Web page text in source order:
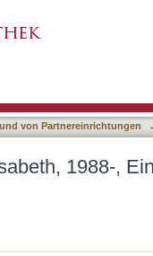
von Partnereinrichtungen
1988-,